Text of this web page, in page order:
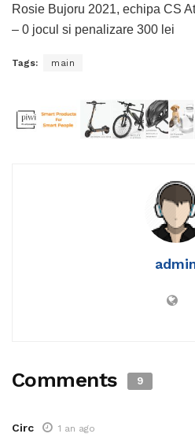
Rosie Bujoru 2021, echipa CS
– 0 jocul si penalizare 300 lei
Tags: main
Comments 9
Circ 1 an ago